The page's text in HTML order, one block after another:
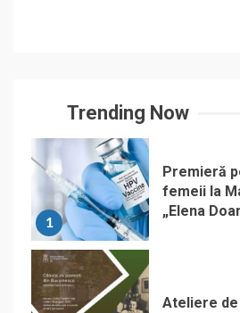
Trending Now
1
Premieră
femeii la
„Elena
Ateliere de